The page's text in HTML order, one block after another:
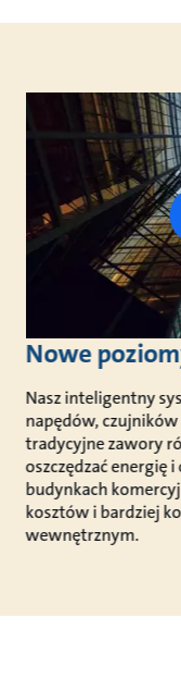
Nowe
Nasz inteligentny
napędów,
tradycyjne zawory
oszczędzać energię
budynkach
kosztów i bardziej
wewnętrznym.